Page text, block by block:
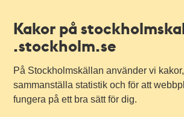
Kakor på
.stockholm.se
På Stockholmskällan använder vi
sammanställa statistik och för att
fungera på ett bra sätt för dig.